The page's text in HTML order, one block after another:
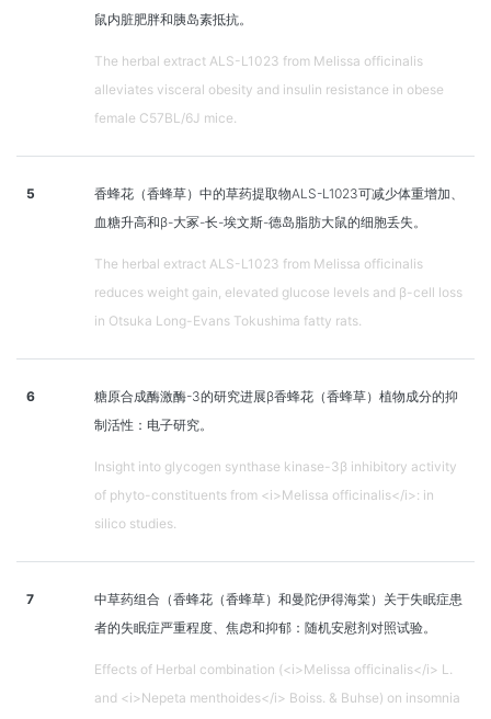
鼠内脏肥胖和胰岛素抵抗。
The herbal extract ALS-L1023 from Melissa officinalis
alleviates visceral obesity and insulin resistance in obese
female C57BL/6J mice.
5
香蜂花（香蜂草）中的草药提取物ALS-L1023可减少体重增加、
血糖升高和β-大冢-长-埃文斯-德岛脂肪大鼠的细胞丢失。
The herbal extract ALS-L1023 from Melissa officinalis
reduces weight gain, elevated glucose levels and β-cell loss
in Otsuka Long-Evans Tokushima fatty rats.
6
糖原合成酶激酶-3的研究进展β香蜂花（香蜂草）植物成分的抑
制活性：电子研究。
Insight into glycogen synthase kinase-3β inhibitory activity
of phyto-constituents from <i>Melissa officinalis</i>: in
silico studies.
7
中草药组合（香蜂花（香蜂草）和曼陀伊得海棠）关于失眠症患
者的失眠症严重程度、焦虑和抑郁：随机安慰剂对照试验。
Effects of Herbal combination (<i>Melissa officinalis</i> L.
and <i>Nepeta menthoides</i> Boiss. & Buhse) on insomnia